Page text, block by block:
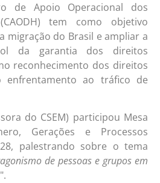
de Apoio Operacional dos
tem como objetivo
migração do Brasil e ampliar a
da garantia dos direitos
reconhecimento dos direitos
enfrentamento ao tráfico de
do CSEM) participou Mesa
Gerações e Processos
palestrando sobre o tema
de pessoas e grupos em
".